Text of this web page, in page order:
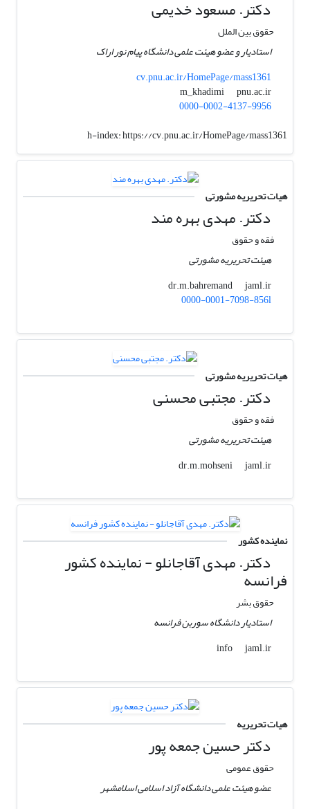
دکتر. مسعود خدیمی
حقوق بین الملل
استادیار و عضو هیئت علمی دانشگاه پیام نور اراک
cv.pnu.ac.ir/HomePage/mass1361
m_khadimi
pnu.ac.ir
0000-0002-4137-9956
h-index:https://cv.pnu.ac.ir/HomePage/mass1361
هیات تحریریه مشورتی
دکتر. مهدی بهره مند
فقه و حقوق
هیئت تحریریه مشورتی
dr.m.bahremand
jaml.ir
0000-0001-7098-856l
هیات تحریریه مشورتی
دکتر. مجتبی محسنی
فقه و حقوق
هیئت تحریریه مشورتی
dr.m.mohseni
jaml.ir
نماینده کشور
دکتر. مهدی آقاجانلو - نماینده کشور
فرانسه
حقوق بشر
استادیار دانشگاه سوربن فرانسه
info
jaml.ir
هیات تحریریه
دکتر حسین جمعه پور
حقوق عمومی
عضو هیئت علمی دانشگاه آزاد اسلامی اسلامشهر